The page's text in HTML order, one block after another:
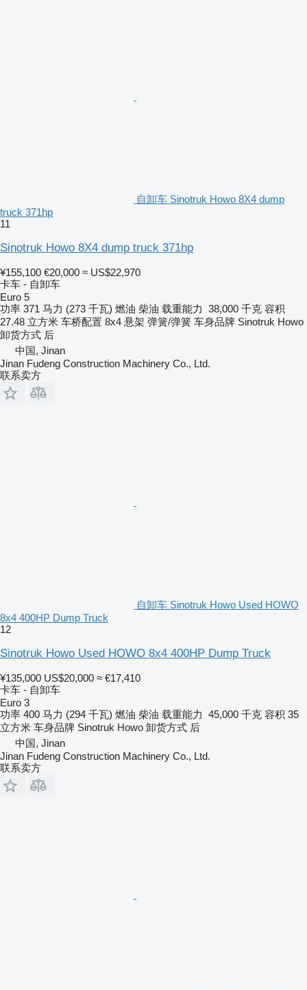
自卸车 Sinotruk Howo 8X4 dump
truck 371hp
11
Sinotruk Howo 8X4 dump truck 371hp
¥155,100 €20,000 ≈ US$22,970
卡车 - 自卸车
Euro 5
功率 371 马力 (273 千瓦) 燃油 柴油 载重能力 38,000 千克 容积
27.48 立方米 车桥配置 8x4 悬架 弹簧/弹簧 车身品牌 Sinotruk Howo
卸货方式 后
中国, Jinan
Jinan Fudeng Construction Machinery Co., Ltd.
联系卖方
自卸车 Sinotruk Howo Used HOWO
8x4 400HP Dump Truck
12
Sinotruk Howo Used HOWO 8x4 400HP Dump Truck
¥135,000 US$20,000 ≈ €17,410
卡车 - 自卸车
Euro 3
功率 400 马力 (294 千瓦) 燃油 柴油 载重能力 45,000 千克 容积 35
立方米 车身品牌 Sinotruk Howo 卸货方式 后
中国, Jinan
Jinan Fudeng Construction Machinery Co., Ltd.
联系卖方